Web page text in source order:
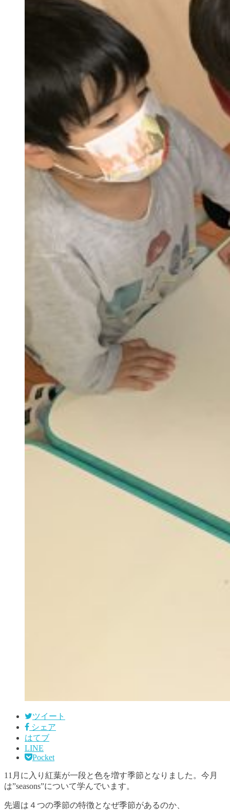
ツイート
シェア
はてブ
LINE
Pocket
11月に入り紅葉が一段と色を増す季節となりました。今月
は”seasons”について学んでいます。
先週は４つの季節の特徴となぜ季節があるのか、